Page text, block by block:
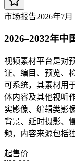
市场报告2026年7月
2026–2032年中
视频素材平台是对
证、编目、预览、
可系统，其素材用
体内容及其他视听
实影像、编辑类影
背景、延时摄影、
频，内容来源包括
起售价